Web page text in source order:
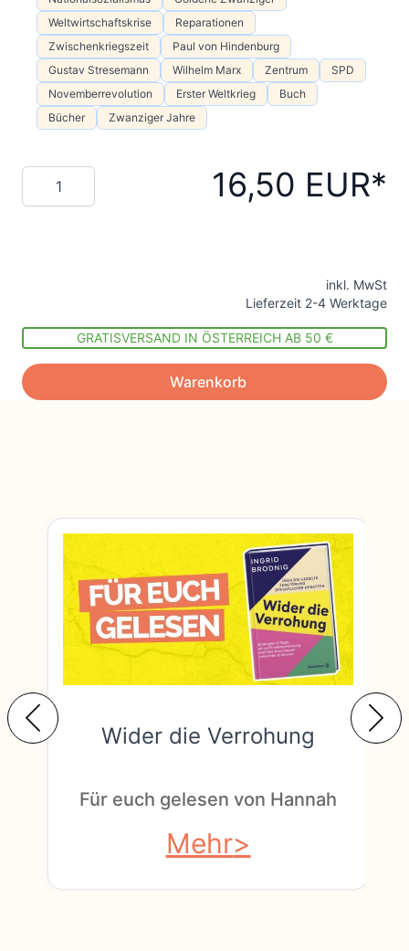
Weltwirtschaftskrise
Reparationen
Zwischenkriegszeit
Paul von Hindenburg
Gustav Stresemann
Wilhelm Marx Zentrum
SPD
Novemberrevolution
Erster Weltkrieg
Buch
Bücher
Zwanziger Jahre
Menge 16,50 EUR
inkl. MwSt
Lieferzeit 2-4 Werktage
GRATISVERSAND IN ÖSTERREICH AB 50 €
Warenkorb
Wider die Verrohung
Für euch gelesen von Hannah
Mehr